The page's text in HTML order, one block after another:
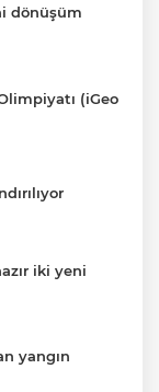
dönüşüm
(iGeo
iki yeni
yangın